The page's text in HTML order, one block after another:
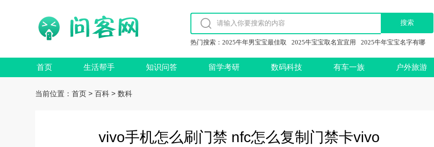
热门搜索： 2025牛年男宝宝最佳取 2025牛宝宝取名宜宜用 2025牛年宝宝名字有哪
首页 生活帮手 知识问答 留学考研 数码科技 有车一族 户外旅游
当前位置： 首页 > 百科 > 数科
vivo手机怎么刷门禁 nfc怎么复制门禁卡vivo